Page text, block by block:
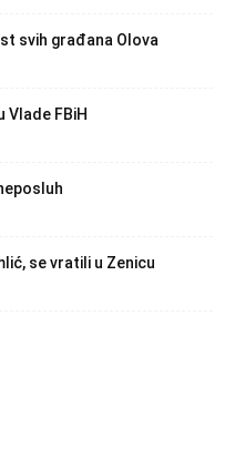
svih građana Olova
Vlade FBiH
se vratili u Zenicu